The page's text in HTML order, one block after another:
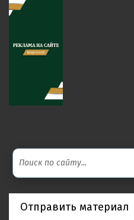
Отправить материал